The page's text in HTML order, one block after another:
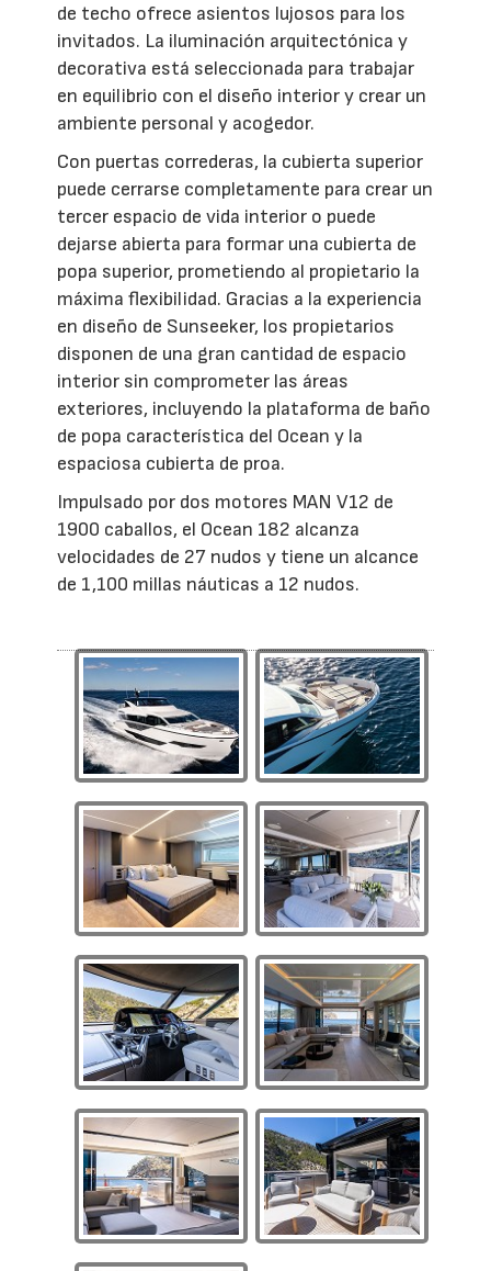
de techo ofrece asientos lujosos para los
invitados. La iluminación arquitectónica y
decorativa está seleccionada para trabajar
en equilibrio con el diseño interior y crear un
ambiente personal y acogedor.
Con puertas correderas, la cubierta superior
puede cerrarse completamente para crear un
tercer espacio de vida interior o puede
dejarse abierta para formar una cubierta de
popa superior, prometiendo al propietario la
máxima flexibilidad. Gracias a la experiencia
en diseño de Sunseeker, los propietarios
disponen de una gran cantidad de espacio
interior sin comprometer las áreas
exteriores, incluyendo la plataforma de baño
de popa característica del Ocean y la
espaciosa cubierta de proa.
Impulsado por dos motores MAN V12 de
1900 caballos, el Ocean 182 alcanza
velocidades de 27 nudos y tiene un alcance
de 1,100 millas náuticas a 12 nudos.